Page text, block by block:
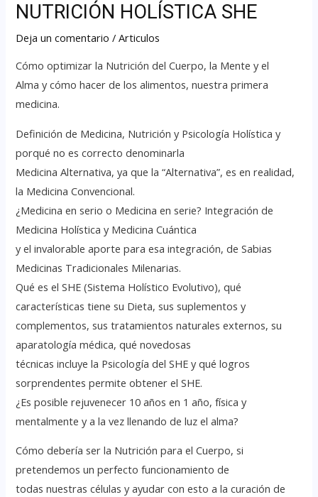
NUTRICIÓN HOLÍSTICA SHE
Deja un comentario /Articulos
Cómo optimizar la Nutrición del Cuerpo, la Mente y el
Alma y cómo hacer de los alimentos, nuestra primera
medicina.
Definición de Medicina, Nutrición y Psicología Holística y
porqué no es correcto denominarla
Medicina Alternativa, ya que la “Alternativa”, es en realidad,
la Medicina Convencional.
¿Medicina en serio o Medicina en serie? Integración de
Medicina Holística y Medicina Cuántica
y el invalorable aporte para esa integración, de Sabias
Medicinas Tradicionales Milenarias.
Qué es el SHE (Sistema Holístico Evolutivo), qué
características tiene su Dieta, sus suplementos y
complementos, sus tratamientos naturales externos, su
aparatología médica, qué novedosas
técnicas incluye la Psicología del SHE y qué logros
sorprendentes permite obtener el SHE.
¿Es posible rejuvenecer 10 años en 1 año, física y
mentalmente y a la vez llenando de luz el alma?
Cómo debería ser la Nutrición para el Cuerpo, si
pretendemos un perfecto funcionamiento de
todas nuestras células y ayudar con esto a la curación de